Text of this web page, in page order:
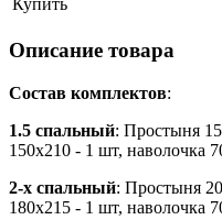
Купить
Описание товара
Состав комплектов:
1.5 спальный: Простыня
150х210 - 1 шт, наволочка
2-х спальный: Простыня
180х215 - 1 шт, наволочка